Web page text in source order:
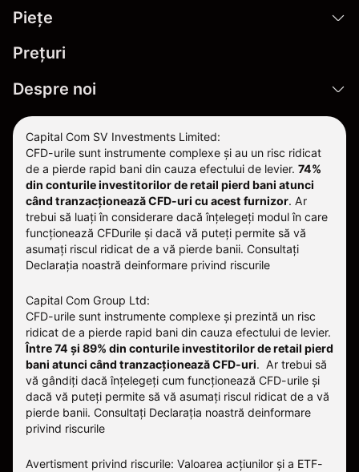
Pieţe
Prețuri
Despre noi
Capital Com SV Investments Limited:
CFD-urile sunt instrumente complexe și au un risc ridicat
de a pierde rapid bani din cauza efectului de levier. 74%
din conturile investitorilor de retail pierd bani atunci
când tranzacționează CFD-uri cu acest furnizor. Ar
trebui să luați în considerare dacă înțelegeți modul în care
funcționează CFDurile și dacă vă puteți permite să vă
asumați riscul ridicat de a vă pierde banii. Consultați
Declarația noastră deinformare privind riscurile
Capital Com Group Ltd:
CFD-urile sunt instrumente complexe și prezintă un risc
ridicat de a pierde rapid bani din cauza efectului de levier.
Între 74 și 89% din conturile investitorilor de retail pierd
bani atunci când tranzacționează CFD-uri. Ar trebui să
vă gândiți dacă înțelegeți cum funcționează CFD-urile și
dacă vă puteți permite să vă asumați riscul ridicat de a vă
pierde banii. Consultați Declarația noastră deinformare
privind riscurile
Avertisment privind riscurile: Valoarea acțiunilor și a ETF-